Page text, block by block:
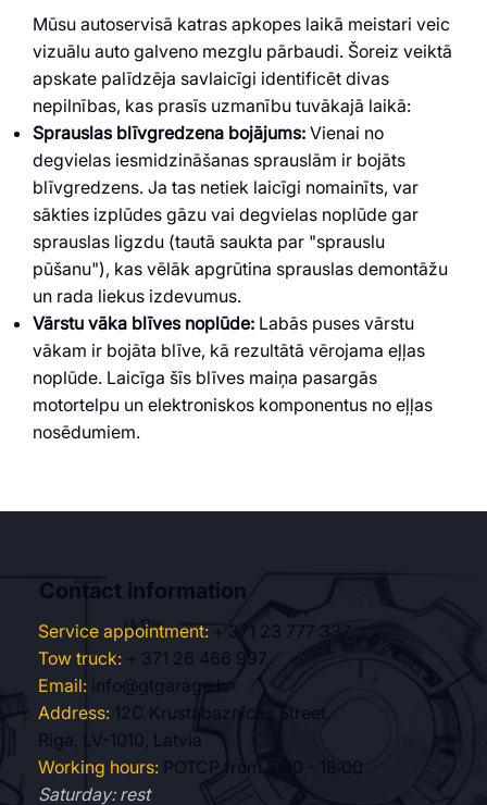
Mūsu autoservisā katras apkopes laikā meistari veic
vizuālu auto galveno mezglu pārbaudi. Šoreiz veiktā
apskate palīdzēja savlaicīgi identificēt divas
nepilnības, kas prasīs uzmanību tuvākajā laikā:
Sprauslas blīvgredzena bojājums: Vienai no
degvielas iesmidzināšanas sprauslām ir bojāts
blīvgredzens. Ja tas netiek laicīgi nomainīts, var
sākties izplūdes gāzu vai degvielas noplūde gar
sprauslas ligzdu (tautā saukta par "sprauslu
pūšanu"), kas vēlāk apgrūtina sprauslas demontāžu
un rada liekus izdevumus.
Vārstu vāka blīves noplūde: Labās puses vārstu
vākam ir bojāta blīve, kā rezultātā vērojama eļļas
noplūde. Laicīga šīs blīves maiņa pasargās
motortelpu un elektroniskos komponentus no eļļas
nosēdumiem.
Contact information
Service appointment: + 371 23 777 337
Tow truck: + 371 26 466 997
Email: info@gtgarage.lv
Address: 12C Krustabaznīcas Street,
Riga, LV-1010, Latvia
Working hours: POTCP from 8:00 - 18:00
Saturday: rest